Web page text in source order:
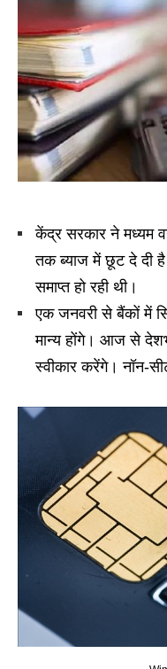
केंद्र सरकार ने मध्यम
तक ब्याज में छूट दे दी
समाप्त हो रही थी।
एक जनवरी से बैंकों में
मान्य होंगे। आज से
स्वीकार करेंगे। नॉन-